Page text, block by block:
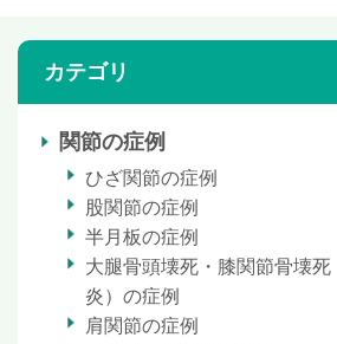
カテゴリ
関節の症例
ひざ関節の症例
股関節の症例
半月板の症例
大腿骨頭壊死・膝関節骨壊死
炎）の症例
肩関節の症例